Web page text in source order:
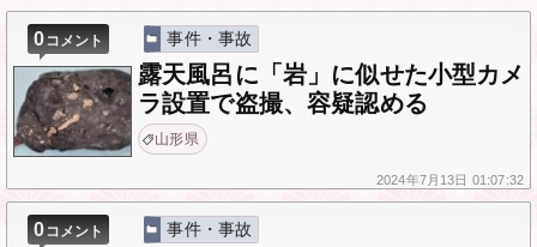
0コメント 事件・事故
露天風呂に「岩」に似せた小型カメ
ラ設置で盗撮、容疑認める
山形県
2024年7月13日 01:07:32
0コメント 事件・事故